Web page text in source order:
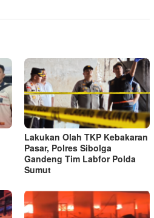
Lakukan Olah TKP Kebakaran
Pasar, Polres Sibolga
Gandeng Tim Labfor Polda
Sumut